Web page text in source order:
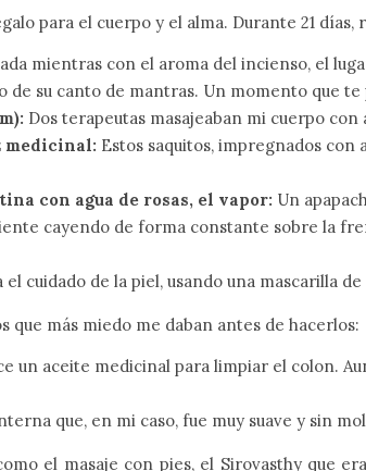
para el cuerpo y el alma. Durante 21
mientras con el aroma del incienso, el
de su canto de mantras. Un momento que
Dos terapeutas masajeaban mi cuerpo
medicinal: Estos saquitos, impregnados con
con agua de rosas, el vapor: Un
cayendo de forma constante sobre la
cuidado de la piel, usando una mascarilla
que más miedo me daban antes de hacerlos:
un aceite medicinal para limpiar el colon.
que, en mi caso, fue muy suave y sin
el masaje con pies, el Sirovasthy que